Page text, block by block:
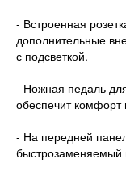
- Встроенная
дополнительные
с подсветкой.
- Ножная педаль
обеспечит комфорт
- На передней